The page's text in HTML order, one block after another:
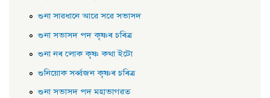
শুনা সাৱধানে আৱে সৱে সভাসদ
শুনা সভাসদ পদ কৃষ্ণৰ চৰিত্ৰ
শুনা নৰ লোক কৃষ্ণ কথা ইটাে
শুনিয়োক সৰ্ব্বজন কৃষ্ণৰ চৰিত্ৰ
শুনা সভাসদ পদ মহাভাগৱত